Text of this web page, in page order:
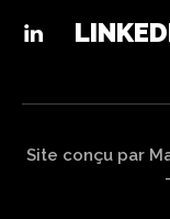
Site conçu par
-